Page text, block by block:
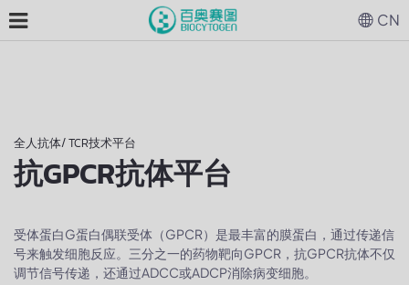
全人抗体/ TCR技术平台
抗GPCR抗体平台
受体蛋白G蛋白偶联受体（GPCR）是最丰富的膜蛋白，通过传递信
号来触发细胞反应。三分之一的药物靶向GPCR，抗GPCR抗体不仅
调节信号传递，还通过ADCC或ADCP消除病变细胞。
CN